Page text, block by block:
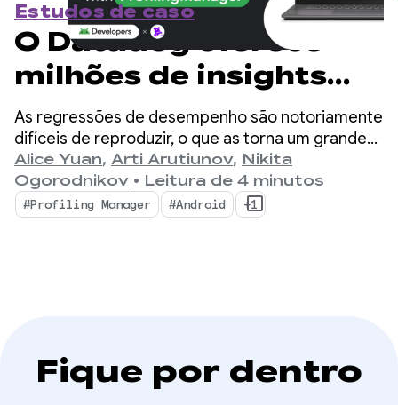
Estudos de caso
O Datadog oferece
milhões de insights
detalhados de
performance com o
ProfilingManager
As regressões de desempenho são notoriamente
difíceis de reproduzir, o que as torna um grande
gargalo para desenvolvedores de dispositivos
móveis.
Alice Yuan, Arti Arutiunov, Nikita
Ogorodnikov • Leitura de 4 minutos
#Profiling Manager #Android +1
Fique por dentro